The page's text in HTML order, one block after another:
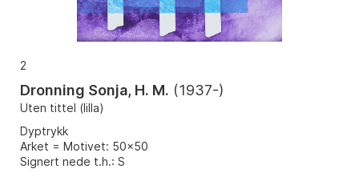
2
Dronning Sonja, H. M. (1937-)
Uten tittel (lilla)
Dyptrykk
Arket = Motivet: 50x50
Signert nede t.h.: S